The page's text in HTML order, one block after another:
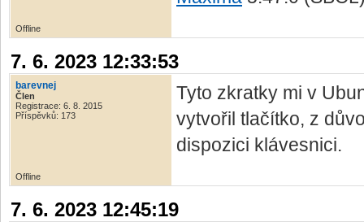
Offline
7. 6. 2023 12:33:53
barevnej
Člen
Registrace: 6. 8. 2015
Příspěvků: 173
Tyto zkratky mi v
vytvořil tlačítko, z
dispozici klávesnici.
Offline
7. 6. 2023 12:45:19